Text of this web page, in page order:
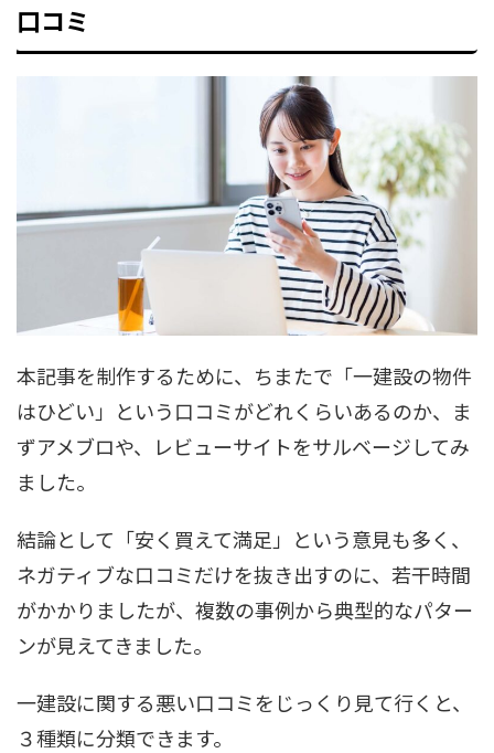
口コミ
本記事を制作するために、ちまたで「一建設の物件
はひどい」という口コミがどれくらいあるのか、ま
ずアメブロや、レビューサイトをサルベージしてみ
ました。
結論として「安く買えて満足」という意見も多く、
ネガティブな口コミだけを抜き出すのに、若干時間
がかかりましたが、複数の事例から典型的なパター
ンが見えてきました。
一建設に関する悪い口コミをじっくり見て行くと、
３種類に分類できます。